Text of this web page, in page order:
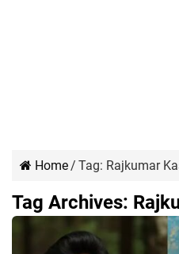
Home/ Tag: Rajkumar
Tag Archives: